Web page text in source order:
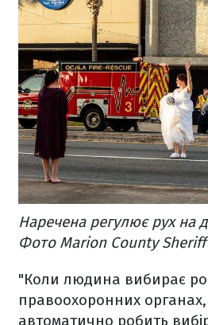
Наречена регулює рух на
Фото Marion County
"Коли людина вибирає
правоохоронних
автоматично робить